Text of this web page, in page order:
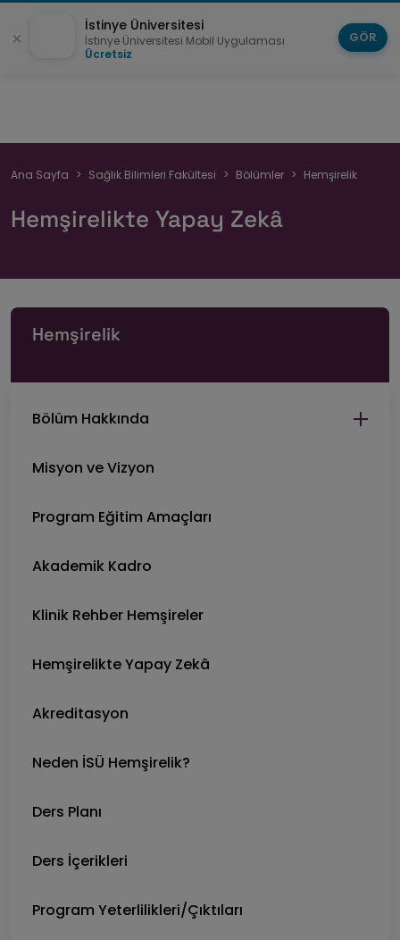
Sayfa
Ana Sayfa Sağlık Bilimleri Fakültesi Bölümler Hemşirelik
Hemşirelikte Yapay Zekâ
Hemşirelik
Bölüm Hakkında
Misyon ve Vizyon
Program Eğitim Amaçları
Akademik Kadro
Klinik Rehber Hemşireler
Hemşirelikte Yapay Zekâ
Akreditasyon
Neden İSÜ Hemşirelik?
Ders Planı
Ders İçerikleri
Program Yeterlilikleri/Çıktıları
İstinye Üniversitesi
İstinye Üniversitesi Mobil Uygulaması
Ücretsiz
GÖR